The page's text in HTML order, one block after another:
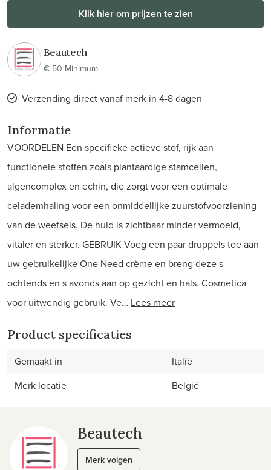
Klik hier om prijzen te zien
Beautech
€ 50 Minimum
Verzending direct vanaf merk in 4-8 dagen
Informatie
VOORDELEN Een specifieke actieve stof, rijk aan
functionele stoffen zoals plantaardige stamcellen,
algencomplex en echin, die zorgt voor een optimale
celademhaling voor een onmiddellijke zuurstofvoorziening
van de weefsels. De huid is zichtbaar minder vermoeid,
vitaler en sterker. GEBRUIK Voeg een paar druppels toe aan
uw gebruikelijke One Need crème en breng deze s
ochtends en s avonds aan op gezicht en hals. Cosmetica
voor uitwendig gebruik. Ve… Lees meer
Product specificaties
Gemaakt in
Italië
Merk locatie
België
Beautech
Merk volgen